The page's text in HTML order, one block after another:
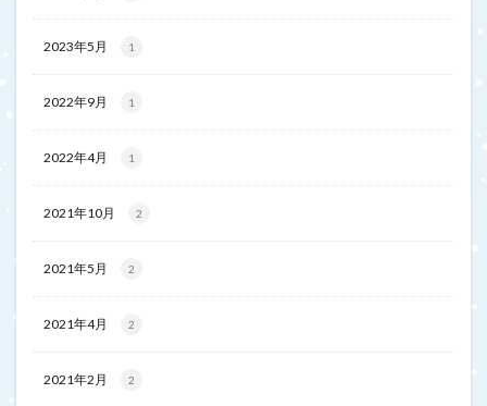
2023年5月 1
2022年9月 1
2022年4月 1
2021年10月 2
2021年5月 2
2021年4月 2
2021年2月 2